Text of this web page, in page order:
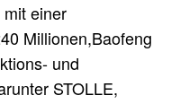
einer
Millionen,Baofeng
und
STOLLE,